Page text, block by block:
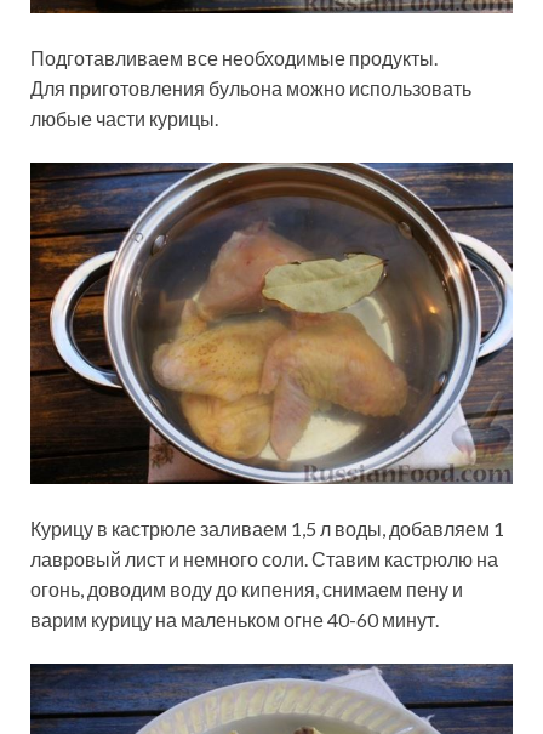
Подготавливаем все необходимые продукты.
Для приготовления бульона можно использовать
любые части курицы.
Курицу в кастрюле заливаем 1,5 л воды, добавляем 1
лавровый лист и немного соли. Ставим кастрюлю на
огонь, доводим воду до кипения, снимаем пену и
варим курицу на маленьком огне 40-60 минут.